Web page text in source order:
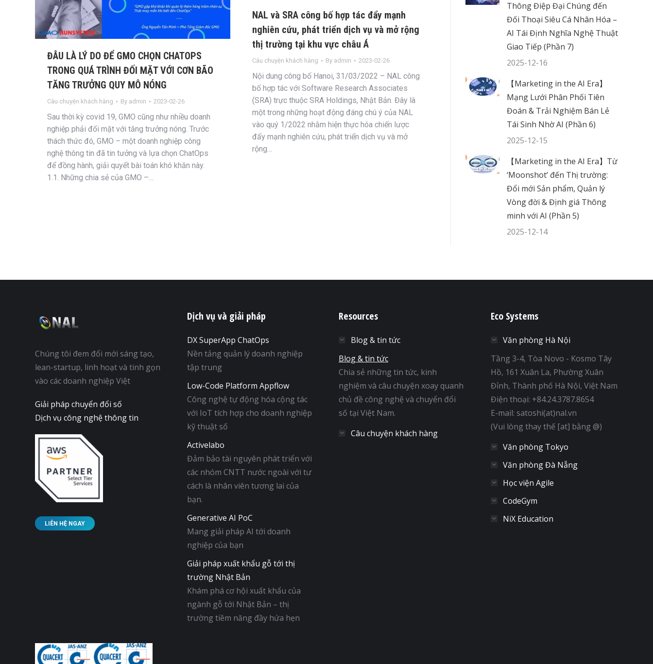
NAL và SRA công bố hợp tác đẩy mạnh
nghiên cứu, phát triển dịch vụ và mở rộng
thị trường tại khu vực châu Á
Câu chuyện khách hàng By admin 2023-02-26
Nội dung công bố Hanoi, 31/03/2022 – NAL công
bố hợp tác với Software Research Associates
(SRA) trực thuộc SRA Holdings, Nhật Bản. Đây là
một trong những hoạt động đáng chú ý của NAL
vào quý 1/2022 nhằm hiện thực hóa chiến lược
đẩy mạnh nghiên cứu, phát triển dịch vụ và mở
rộng…
ĐÂU LÀ LÝ DO ĐỂ GMO CHỌN CHATOPS
TRONG QUÁ TRÌNH ĐỐI MẶT VỚI CƠN BÃO
TĂNG TRƯỞNG QUY MÔ NÓNG
Câu chuyện khách hàng By admin 2023-02-26
Sau thời kỳ covid 19, GMO cũng như nhiều doanh
nghiệp phải đối mặt với tăng trưởng nóng. Trước
thách thức đó, GMO – một doanh nghiệp công
nghệ thông tin đã tin tưởng và lựa chọn ChatOps
để đồng hành, giải quyết bài toán khó khăn này.
1.1. Những chia sẻ của GMO –…
Thông Điệp Đại Chúng đến
Đối Thoại Siêu Cá Nhân Hóa –
AI Tái Định Nghĩa Nghệ Thuật
Giao Tiếp (Phần 7)
2025-12-16
【Marketing in the AI Era】
Mạng Lưới Phân Phối Tiên
Đoán & Trải Nghiệm Bán Lẻ
Tái Sinh Nhờ AI (Phần 6)
2025-12-15
【Marketing in the AI Era】Từ
‘Moonshot’ đến Thị trường:
Đổi mới Sản phẩm, Quản lý
Vòng đời & Định giá Thông
minh với AI (Phần 5)
2025-12-14
Chúng tôi đem đổi mới sáng tạo,
lean-startup, linh hoạt và tinh gọn
vào các doanh nghiệp Việt
Giải pháp chuyển đổi số
Dịch vụ công nghệ thông tin
LIÊN HỆ NGAY
Dịch vụ và giải pháp
DX SuperApp ChatOps
Nền tảng quản lý doanh nghiệp
tập trung
Low-Code Platform Appflow
Công nghệ tự động hóa cộng tác
với IoT tích hợp cho doanh nghiệp
kỹ thuật số
Activelabo
Đảm bảo tài nguyên phát triển với
các nhóm CNTT nước ngoài với tư
cách là nhân viên tương lai của
bạn.
Generative AI PoC
Mang giải pháp AI tới doanh
nghiệp của bạn
Giải pháp xuất khẩu gỗ tới thị
trường Nhật Bản
Khám phá cơ hội xuất khẩu của
ngành gỗ tới Nhật Bản – thị
trường tiềm năng đầy hứa hẹn
Resources
Blog & tin tức
Blog & tin tức
Chia sẻ những tin tức, kinh
nghiệm và câu chuyện xoay quanh
chủ đề công nghệ và chuyển đổi
số tại Việt Nam.
Câu chuyện khách hàng
Eco Systems
Văn phòng Hà Nội
Tầng 3-4, Tòa Novo - Kosmo Tây
Hồ, 161 Xuân La, Phường Xuân
Đỉnh, Thành phố Hà Nội, Việt Nam
Điện thoại: +84.24.3787.8654
E-mail: satoshi(at)nal.vn
(Vui lòng thay thế [at] bằng @)
Văn phòng Tokyo
Văn phòng Đà Nẵng
Học viện Agile
CodeGym
NiX Education